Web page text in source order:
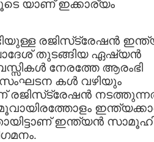
യാണ് ഇക്കാര്യം
രജിസ്‌ട്രേഷന്‍
തുടങ്ങിയ ഏഷ്യന്‍
നേരത്തേ ആരംഭി
സംഘടന കള്‍ വഴിയും
രജിസ്‌ട്രേഷന്‍
ഇന്ത്യന്‍